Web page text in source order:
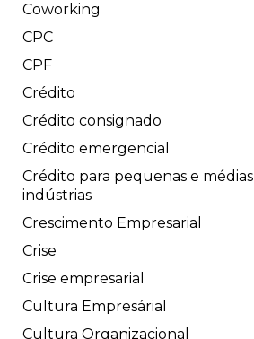
Coworking
CPC
CPF
Crédito
Crédito consignado
Crédito emergencial
Crédito para pequenas e médias
indústrias
Crescimento Empresarial
Crise
Crise empresarial
Cultura Empresárial
Cultura Organizacional